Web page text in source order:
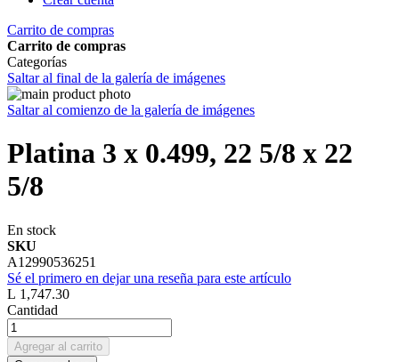
Carrito de compras
Carrito de compras
Categorías
Saltar al final de la galería de imágenes
Saltar al comienzo de la galería de imágenes
Platina 3 x 0.499, 22 5/8 x 22
5/8
En stock
SKU
A12990536251
Sé el primero en dejar una reseña para este artículo
L 1,747.30
Cantidad
Agregar al carrito